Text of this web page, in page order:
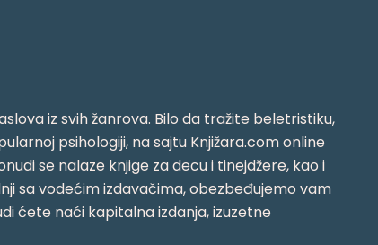
iz svih žanrova. Bilo da tražite beletristiku,
psihologiji, na sajtu Knjižara.com online
se nalaze knjige za decu i tinejdžere, kao i
sa vodećim izdavačima, obezbeđujemo vam
ćete naći kapitalna izdanja, izuzetne